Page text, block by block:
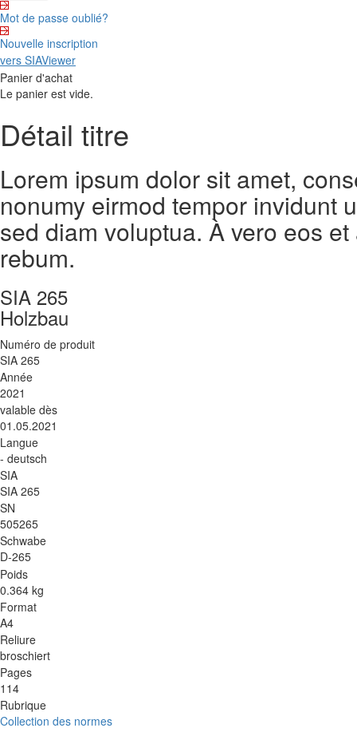
Mot de passe oublié?
Nouvelle inscription
vers SIAViewer
Panier d'achat
Le panier est vide.
Détail titre
Lorem ipsum dolor sit amet,
nonumy eirmod tempor invidunt
sed diam voluptua. À vero eos
rebum.
SIA 265
Holzbau
Numéro de produit
SIA 265
Année
2021
valable dès
01.05.2021
Langue
- deutsch
SIA
SIA 265
SN
505265
Schwabe
D-265
Poids
0.364 kg
Format
A4
Reliure
broschiert
Pages
114
Rubrique
Collection des normes